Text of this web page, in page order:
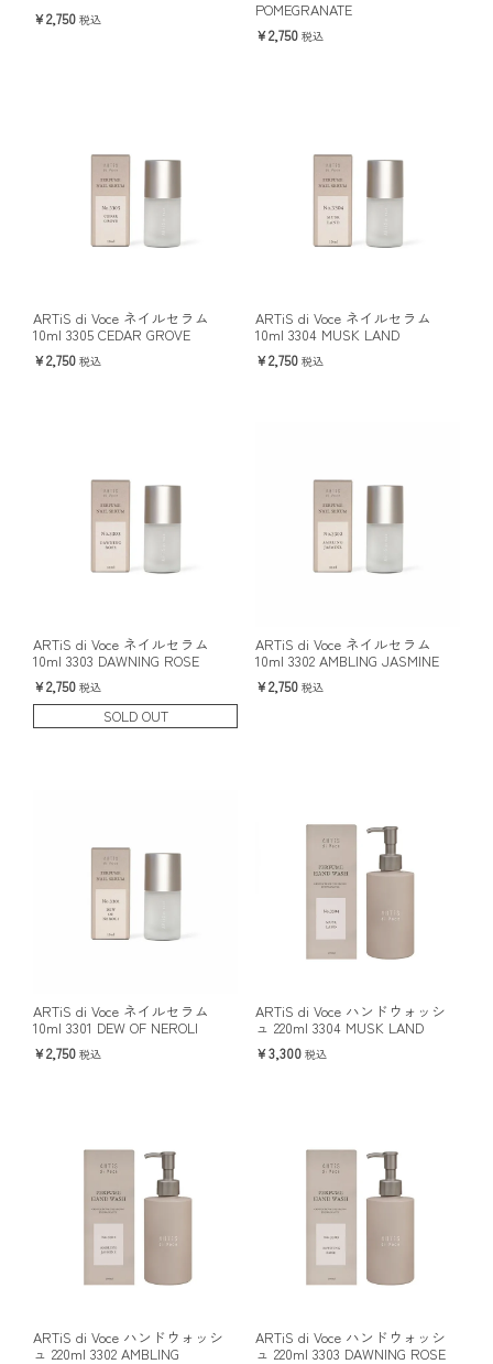
2,750 税込 POMEGRANATE
2,750 税込
ARTiS di Voce ネイルセラム
10ml 3305 CEDAR GROVE
2,750 税込
ARTiS di Voce ネイルセラム
10ml 3304 MUSK LAND
2,750 税込
ARTiS di Voce ネイルセラム
10ml 3303 DAWNING ROSE
2,750 税込
SOLD OUT
ARTiS di Voce ネイルセラム
10ml 3302 AMBLING JASMINE
2,750 税込
ARTiS di Voce ネイルセラム
10ml 3301 DEW OF NEROLI
2,750 税込
ARTiS di Voce ハンドウォッシ
ュ 220ml 3304 MUSK LAND
3,300 税込
ARTiS di Voce ハンドウォッシ
ュ 220ml 3302 AMBLING
ARTiS di Voce ハンドウォッシ
ュ 220ml 3303 DAWNING ROSE